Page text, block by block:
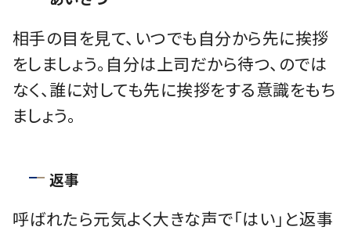
相手の目を見て、いつでも自分から先に挨拶
をしましょう。自分は上司だから待つ、のでは
なく、誰に対しても先に挨拶をする意識をもち
ましょう。
返事
呼ばれたら元気よく大きな声で「はい」と返事